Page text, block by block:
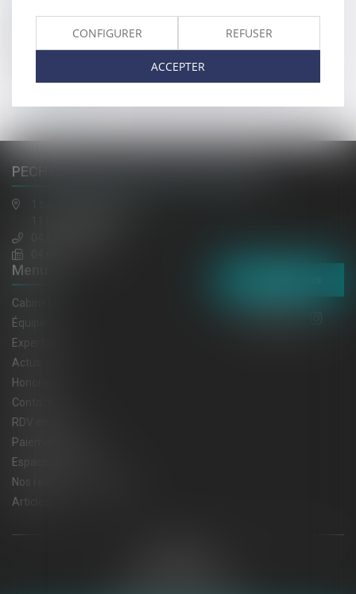
Hébergement
194 Avenue de la Gare Sud de France, 34970 Lattes
PECH DE LACLAUSE, JAULIN, EL HAZMI
Menu
Cabinet
Équipe
Expertises
Actus
Honoraires
Contact
RDV en ligne
Paiement en ligne
Espace client
Nos relations privilégiées
Articles
CONFIGURER REFUSER
ACCEPTER